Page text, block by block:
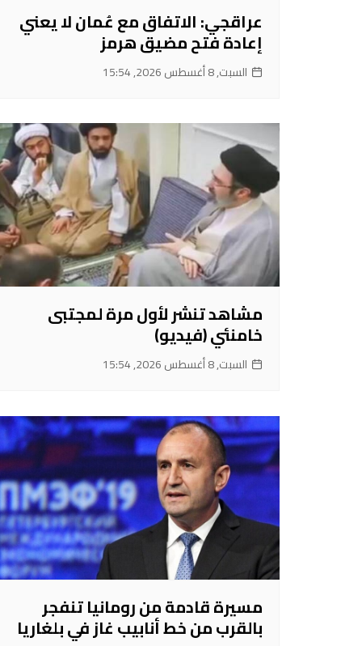
عراقجي: الاتفاق مع عُمان لا يعني
إعادة فتح مضيق هرمز
السبت, 8 أغسطس 2026, 15:54
مشاهد تنشر لأول مرة لمجتبى
خامنئي (فيديو)
السبت, 8 أغسطس 2026, 15:54
مسيرة قادمة من رومانيا تنفجر
بالقرب من خط أنابيب غاز في بلغاريا